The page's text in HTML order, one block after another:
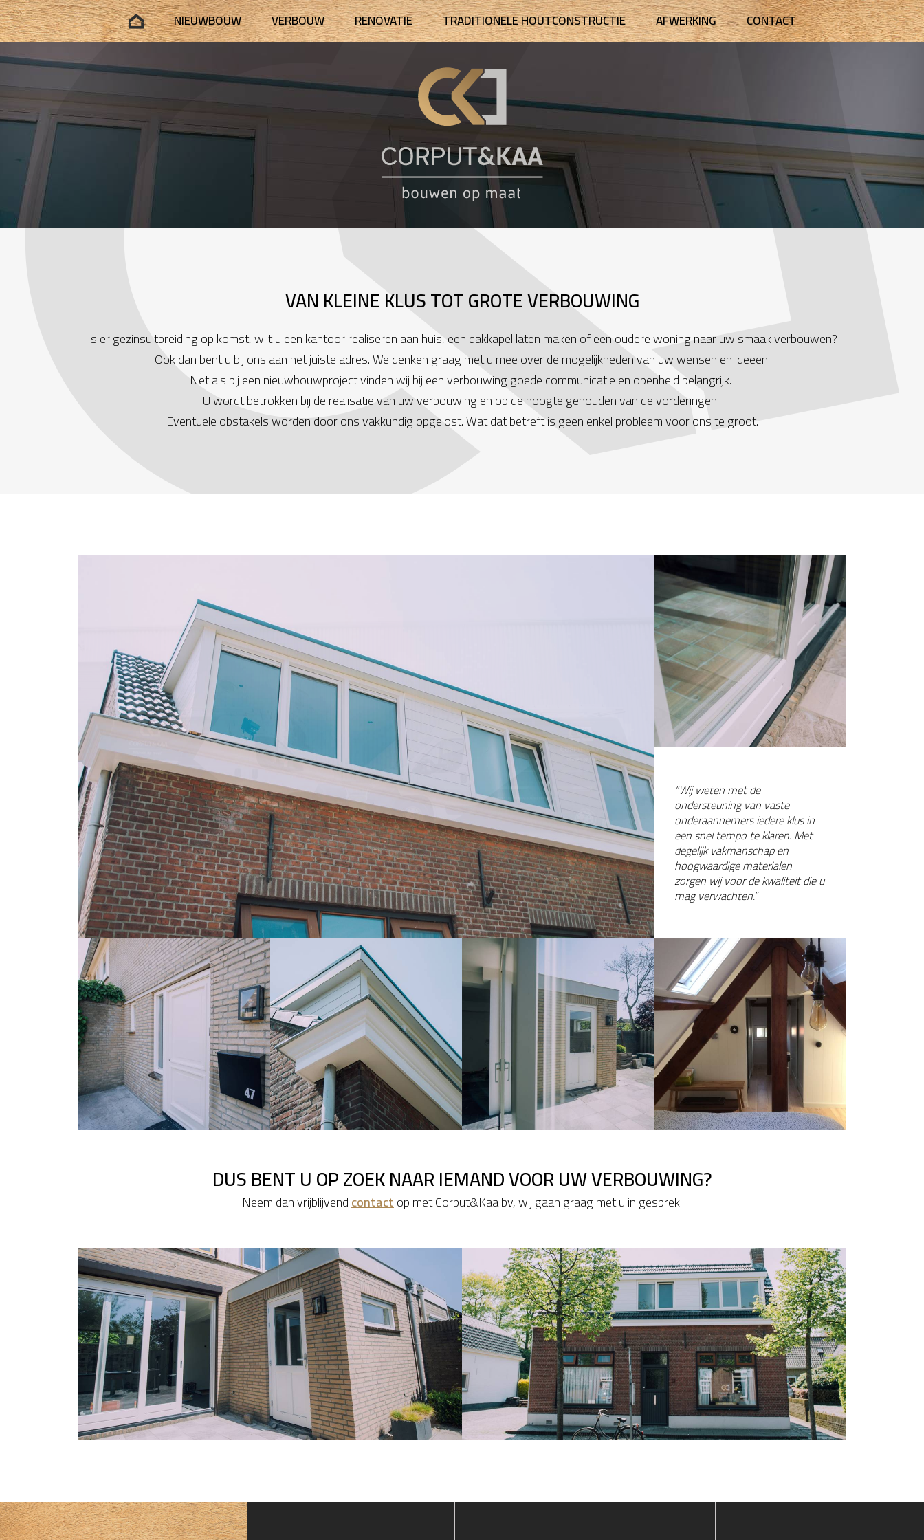
NIEUWBOUW VERBOUW RENOVATIE TRADITIONELE HOUTCONSTRUCTIE AFWERKING CONTACT
VAN KLEINE KLUS TOT GROTE VERBOUWING
Is er gezinsuitbreiding op komst, wilt u een kantoor realiseren aan huis, een dakkapel laten maken of een oudere woning naar uw smaak verbouwen?
Ook dan bent u bij ons aan het juiste adres. We denken graag met u mee over de mogelijkheden van uw wensen en ideeën.
Net als bij een nieuwbouwproject vinden wij bij een verbouwing goede communicatie en openheid belangrijk.
U wordt betrokken bij de realisatie van uw verbouwing en op de hoogte gehouden van de vorderingen.
Eventuele obstakels worden door ons vakkundig opgelost. Wat dat betreft is geen enkel probleem voor ons te groot.
“Wij weten met de
ondersteuning van vaste
onderaannemers iedere klus in
een snel tempo te klaren. Met
degelijk vakmanschap en
hoogwaardige materialen
zorgen wij voor de kwaliteit die u
mag verwachten.”
DUS BENT U OP ZOEK NAAR IEMAND VOOR UW VERBOUWING?
Neem dan vrijblijvendcontactop met Corput&Kaa bv, wij gaan graag met u in gesprek.